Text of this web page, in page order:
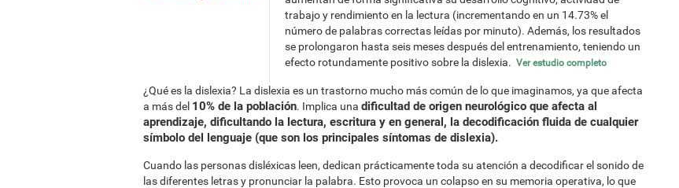
trabajo y rendimiento en la lectura (incrementando en un 14.73% el
número de palabras correctas leídas por minuto). Además, los resultados
se prolongaron hasta seis meses después del entrenamiento, teniendo un
efecto rotundamente positivo sobre la dislexia. Ver estudio completo
¿Qué es la dislexia? La dislexia es un trastorno mucho más común de lo que imaginamos, ya que afecta
a más del 10% de la población. Implica una dificultad de origen neurológico que afecta al
aprendizaje, dificultando la lectura, escritura y en general, la decodificación fluida de cualquier
símbolo del lenguaje (que son los principales síntomas de dislexia).
Cuando las personas disléxicas leen, dedican prácticamente toda su atención a decodificar el sonido de
las diferentes letras y pronunciar la palabra. Esto provoca un colapso en su memoria operativa, lo que